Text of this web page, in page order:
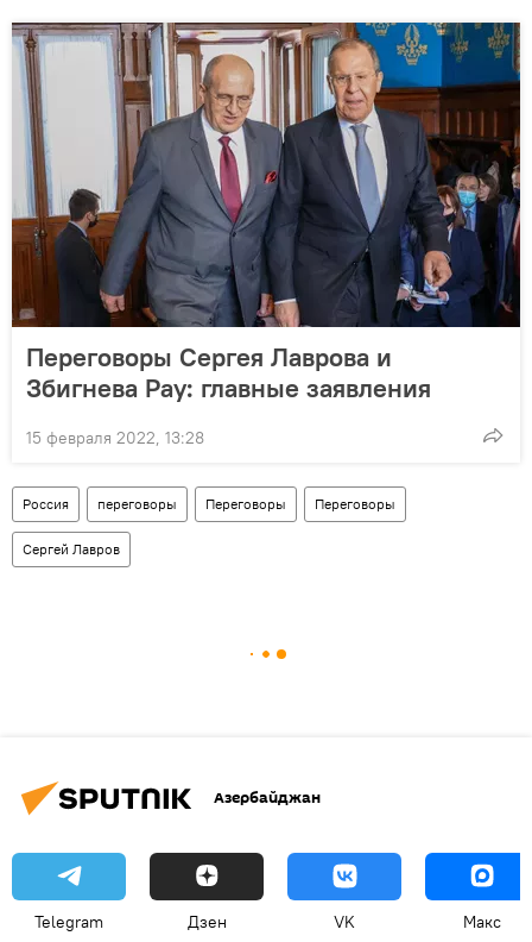
Переговоры Сергея Лаврова и
Збигнева Рау: главные заявления
15 февраля 2022, 13:28
Россия переговоры Переговоры Переговоры
Сергей Лавров
Азербайджан
Telegram Дзен VK Макс